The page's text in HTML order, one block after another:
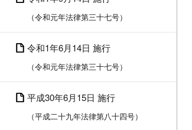
（令和元年法律第三十七号）
令和1年6月14日 施行
（令和元年法律第三十七号）
平成30年6月15日 施行
（平成二十九年法律第八十四号）